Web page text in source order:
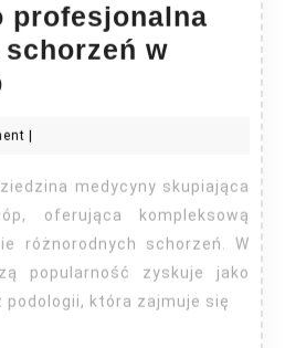
profesjonalna
w
profesjonalna
diagnostyka
schorzeń
w
obrębie
stóp
oferująca kompleksową
różnorodnych schorzeń. W
popularność zyskuje jako
podologii, która zajmuje się